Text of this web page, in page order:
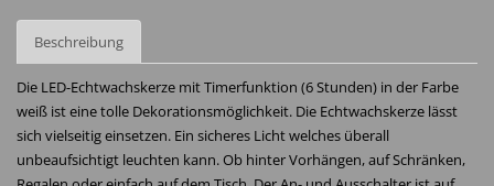
Beschreibung
Die LED-Echtwachskerze mit Timerfunktion (6 Stunden) in der Farbe
weiß ist eine tolle Dekorationsmöglichkeit. Die Echtwachskerze lässt
sich vielseitig einsetzen. Ein sicheres Licht welches überall
unbeaufsichtigt leuchten kann. Ob hinter Vorhängen, auf Schränken,